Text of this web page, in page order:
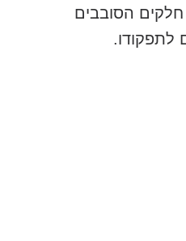
הסובבים
לתפקודו.